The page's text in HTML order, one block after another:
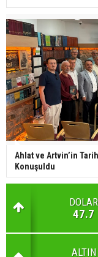
Ahlat ve Artvin’in
Konuşuldu
DOLAR
47.7
ALTIN